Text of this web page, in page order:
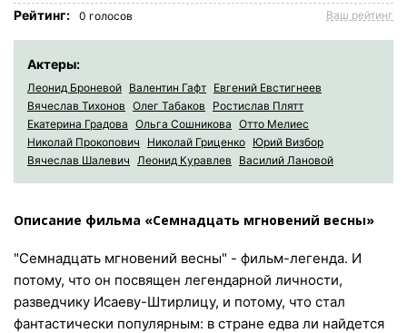
Рейтинг: 0 голосов Ваш рейтинг
Актеры:
Леонид Броневой Валентин Гафт Евгений Евстигнеев
Вячеслав Тихонов Олег Табаков
Ростислав Плятт
Екатерина Градова Ольга Сошникова Отто Мелиес
Николай Прокопович
Николай Гриценко Юрий Визбор
Вячеслав Шалевич Леонид Куравлев Василий Лановой
Описание фильма «Семнадцать мгновений весны»
"Семнадцать мгновений весны" - фильм-легенда. И
потому, что он посвящен легендарной личности,
разведчику Исаеву-Штирлицу, и потому, что стал
фантастически популярным: в стране едва ли найдется